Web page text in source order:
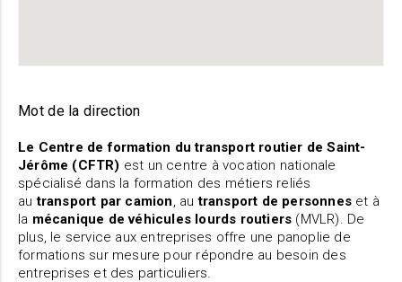
Mot de la direction
Le Centre de formation du transport routier de Saint-
Jérôme (CFTR) est un centre à vocation nationale
spécialisé dans la formation des métiers reliés
au transport par camion , autransport de personnes et à
la mécanique de véhicules lourds routiers (MVLR). De
plus, le service aux entreprises offre une panoplie de
formations sur mesure pour répondre au besoin des
entreprises et des particuliers.